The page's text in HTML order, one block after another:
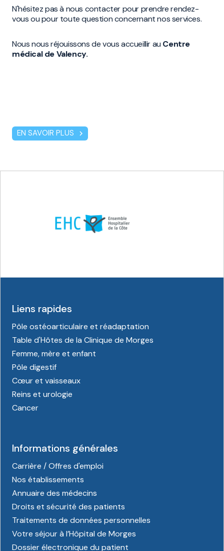
N'hésitez pas à nous contacter pour prendre rendez-
vous ou pour toute question concernant nos services.
Nous nous réjouissons de vous accueillir au Centre
médical de Valency.
EN SAVOIR PLUS chevron_right
Liens rapides
Pôle ostéoarticulaire et réadaptation
Table d'Hôtes de la Clinique de Morges
Femme, mère et enfant
Pôle digestif
Cœur et vaisseaux
Reins et urologie
Cancer
Informations générales
Carrière / Offres d'emploi
Nos établissements
Annuaire des médecins
Droits et sécurité des patients
Traitements de données personnelles
Votre séjour à l’Hôpital de Morges
Dossier électronique du patient